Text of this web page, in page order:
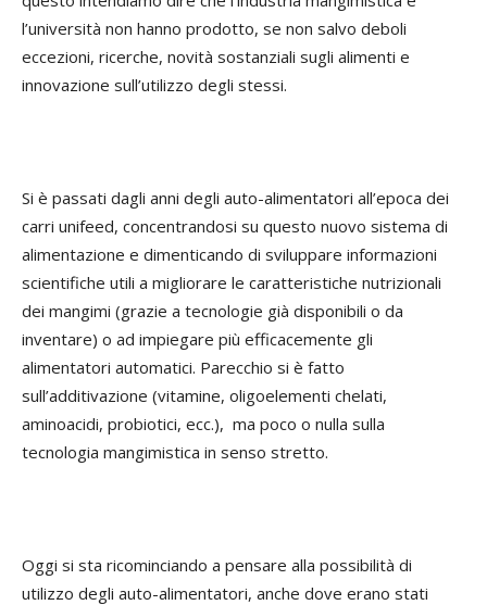
l’università non hanno prodotto, se non salvo deboli
eccezioni, ricerche, novità sostanziali sugli alimenti e
innovazione sull’utilizzo degli stessi.
Si è passati dagli anni degli auto-alimentatori all’epoca dei
carri unifeed, concentrandosi su questo nuovo sistema di
alimentazione e dimenticando di sviluppare informazioni
scientifiche utili a migliorare le caratteristiche nutrizionali
dei mangimi (grazie a tecnologie già disponibili o da
inventare) o ad impiegare più efficacemente gli
alimentatori automatici. Parecchio si è fatto
sull’additivazione (vitamine, oligoelementi chelati,
aminoacidi, probiotici, ecc.), ma poco o nulla sulla
tecnologia mangimistica in senso stretto.
Oggi si sta ricominciando a pensare alla possibilità di
utilizzo degli auto-alimentatori, anche dove erano stati